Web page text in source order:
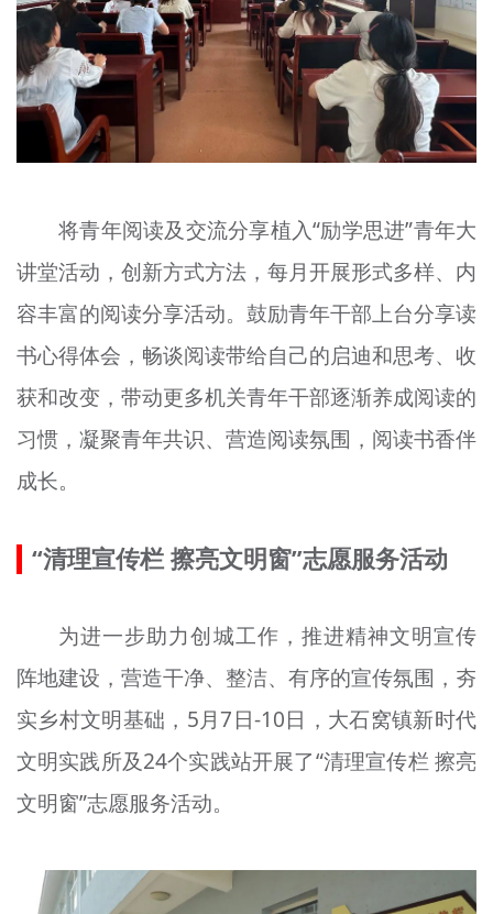
将青年阅读及交流分享植入“励学思进”青年大
讲堂活动，创新方式方法，每月开展形式多样、内
容丰富的阅读分享活动。鼓励青年干部上台分享读
书心得体会，畅谈阅读带给自己的启迪和思考、收
获和改变，带动更多机关青年干部逐渐养成阅读的
习惯，凝聚青年共识、营造阅读氛围，阅读书香伴
成长。
“清理宣传栏 擦亮文明窗”志愿服务活动
为进一步助力创城工作，推进精神文明宣传
阵地建设，营造干净、整洁、有序的宣传氛围，夯
实乡村文明基础，5月7日-10日，大石窝镇新时代
文明实践所及24个实践站开展了“清理宣传栏 擦亮
文明窗”志愿服务活动。